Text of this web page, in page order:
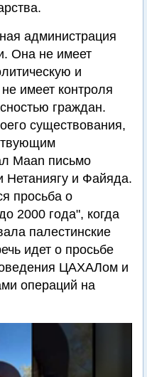
администрация
Она не имеет
и
имеет контроля
граждан.
существования,
Maan письмо
Нетаниягу и Файяда.
просьба о
2000 года", когда
палестинские
идет о просьбе
ЦАХАЛом и
операций на